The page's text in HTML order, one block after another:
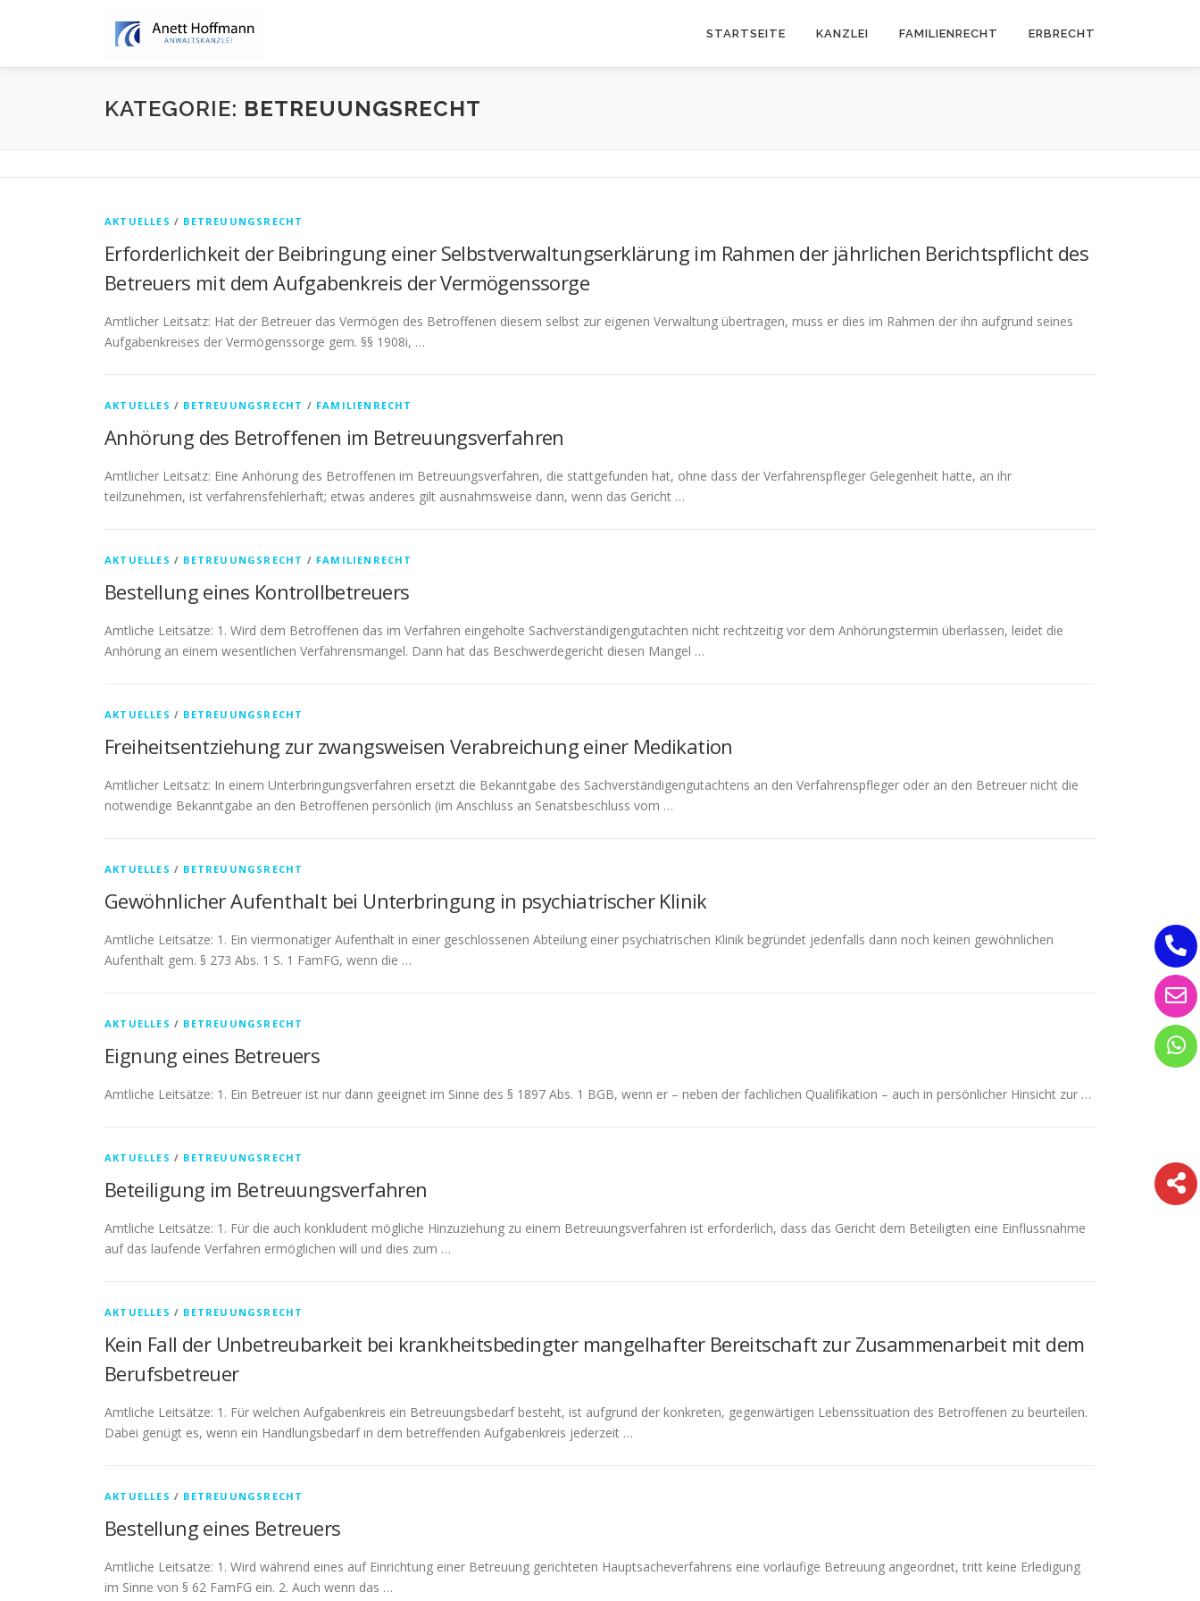
STARTSEITE KANZLEI FAMILIENRECHT ERBRECHT
KATEGORIE: BETREUUNGSRECHT
AKTUELLES / BETREUUNGSRECHT
Erforderlichkeit der Beibringung einer Selbstverwaltungserklärung im Rahmen der jährlichen Berichtspflicht des
Betreuers mit dem Aufgabenkreis der Vermögenssorge
Amtlicher Leitsatz: Hat der Betreuer das Vermögen des Betroffenen diesem selbst zur eigenen Verwaltung übertragen, muss er dies im Rahmen der ihn aufgrund seines
Aufgabenkreises der Vermögenssorge gem. §§ 1908i, …
AKTUELLES / BETREUUNGSRECHT / FAMILIENRECHT
Anhörung des Betroffenen im Betreuungsverfahren
Amtlicher Leitsatz: Eine Anhörung des Betroffenen im Betreuungsverfahren, die stattgefunden hat, ohne dass der Verfahrenspfleger Gelegenheit hatte, an ihr
teilzunehmen, ist verfahrensfehlerhaft; etwas anderes gilt ausnahmsweise dann, wenn das Gericht …
AKTUELLES / BETREUUNGSRECHT / FAMILIENRECHT
Bestellung eines Kontrollbetreuers
Amtliche Leitsätze: 1. Wird dem Betroffenen das im Verfahren eingeholte Sachverständigengutachten nicht rechtzeitig vor dem Anhörungstermin überlassen, leidet die
Anhörung an einem wesentlichen Verfahrensmangel. Dann hat das Beschwerdegericht diesen Mangel …
AKTUELLES / BETREUUNGSRECHT
Freiheitsentziehung zur zwangsweisen Verabreichung einer Medikation
Amtlicher Leitsatz: In einem Unterbringungsverfahren ersetzt die Bekanntgabe des Sachverständigengutachtens an den Verfahrenspfleger oder an den Betreuer nicht die
notwendige Bekanntgabe an den Betroffenen persönlich (im Anschluss an Senatsbeschluss vom …
AKTUELLES / BETREUUNGSRECHT
Gewöhnlicher Aufenthalt bei Unterbringung in psychiatrischer Klinik
Amtliche Leitsätze: 1. Ein viermonatiger Aufenthalt in einer geschlossenen Abteilung einer psychiatrischen Klinik begründet jedenfalls dann noch keinen gewöhnlichen
Aufenthalt gem. § 273 Abs. 1 S. 1 FamFG, wenn die …
AKTUELLES / BETREUUNGSRECHT
Eignung eines Betreuers
Amtliche Leitsätze: 1. Ein Betreuer ist nur dann geeignet im Sinne des § 1897 Abs. 1 BGB, wenn er – neben der fachlichen Qualifikation – auch in persönlicher Hinsicht zur …
AKTUELLES / BETREUUNGSRECHT
Beteiligung im Betreuungsverfahren
Amtliche Leitsätze: 1. Für die auch konkludent mögliche Hinzuziehung zu einem Betreuungsverfahren ist erforderlich, dass das Gericht dem Beteiligten eine Einflussnahme
auf das laufende Verfahren ermöglichen will und dies zum …
AKTUELLES / BETREUUNGSRECHT
Kein Fall der Unbetreubarkeit bei krankheitsbedingter mangelhafter Bereitschaft zur Zusammenarbeit mit dem
Berufsbetreuer
Amtliche Leitsätze: 1. Für welchen Aufgabenkreis ein Betreuungsbedarf besteht, ist aufgrund der konkreten, gegenwärtigen Lebenssituation des Betroffenen zu beurteilen.
Dabei genügt es, wenn ein Handlungsbedarf in dem betreffenden Aufgabenkreis jederzeit …
AKTUELLES / BETREUUNGSRECHT
Bestellung eines Betreuers
Amtliche Leitsätze: 1. Wird während eines auf Einrichtung einer Betreuung gerichteten Hauptsacheverfahrens eine vorläufige Betreuung angeordnet, tritt keine Erledigung
im Sinne von § 62 FamFG ein. 2. Auch wenn das …